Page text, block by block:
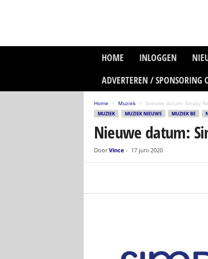
HOME INLOGGEN
ADVERTEREN / SPONSORING
Home Muziek Nieuwe datum: Simply
MUZIEK MUZIEK NIEUWS MUZIEK BE
Nieuwe datum:
Door Vince - 17 juni 2020